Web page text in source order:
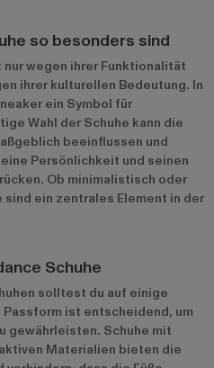
so besonders sind
wegen ihrer Funktionalität
ihrer kulturellen Bedeutung. In
ein Symbol für
Wahl der Schuhe kann die
beeinflussen und
Persönlichkeit und seinen
Ob minimalistisch oder
ein zentrales Element in der
Schuhe
solltest du auf einige
ist entscheidend, um
gewährleisten. Schuhe mit
Materialien bieten die